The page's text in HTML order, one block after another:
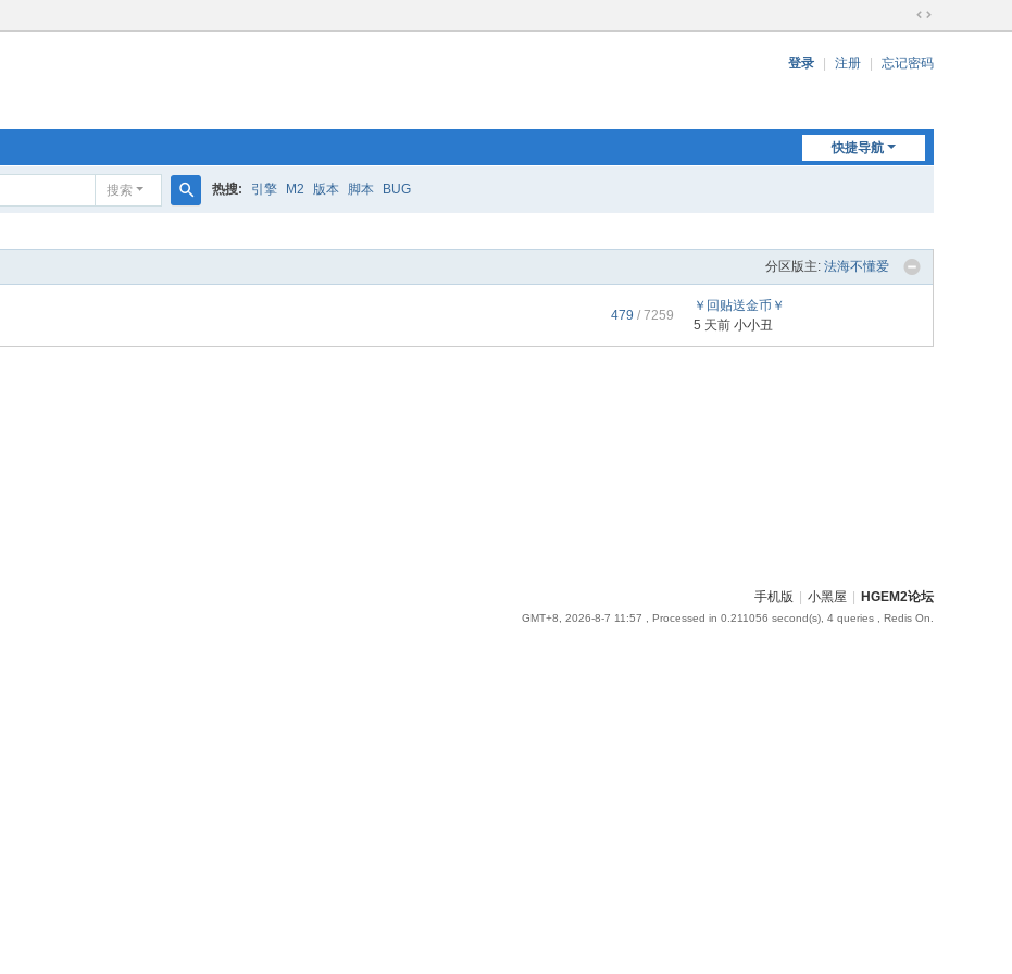
切
换
到
登录 注册 忘记密码
快捷导航
搜索
索
热搜: 引擎 M2 版本 脚本 BUG
分区版主: 法海不懂爱
479 / 7259
￥回贴送金币￥
5 天前 小小丑
手机版 小黑屋 HGEM2论坛
GMT+8, 2026-8-7 11:57 , Processed in 0.211056 second(s), 4 queries , Redis On.